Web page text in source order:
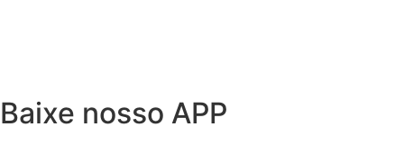
Baixe nosso APP